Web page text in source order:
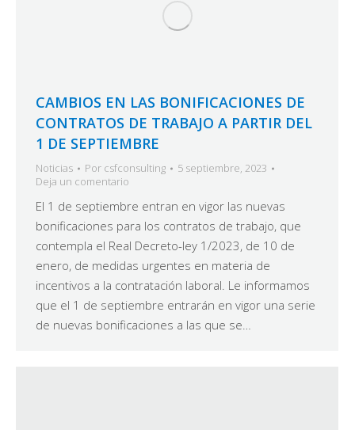
CAMBIOS EN LAS BONIFICACIONES DE
CONTRATOS DE TRABAJO A PARTIR DEL
1 DE SEPTIEMBRE
Noticias Por csfconsulting
5 septiembre, 2023
Deja un comentario
El 1 de septiembre entran en vigor las nuevas
bonificaciones para los contratos de trabajo, que
contempla el Real Decreto-ley 1/2023, de 10 de
enero, de medidas urgentes en materia de
incentivos a la contratación laboral. Le informamos
que el 1 de septiembre entrarán en vigor una serie
de nuevas bonificaciones a las que se…